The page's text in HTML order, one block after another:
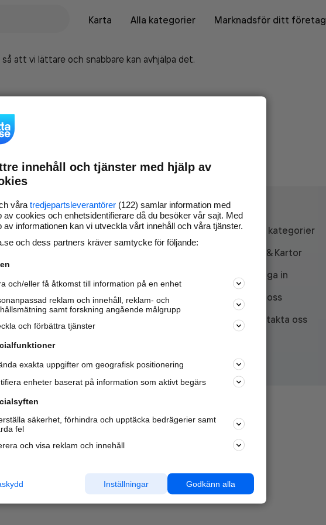
Karta
Alla kategorier Marknadsför ditt företag
att vi lättare och snabbare kan avhjälpa det.
Marknadsför företaget på
nya kunder och
samarbetspartners nära dig.
Läs mer här
Alla kategorier
API & Kartor
Logga in
Om oss
Kontakta oss
innehåll och tjänster med hjälp av
våra tredjepartsleverantörer (122) samlar information med
av cookies och enhetsidentifierare då du besöker vår sajt. Med
av informationen kan vi utveckla vårt innehåll och våra tjänster.
och dess partners kräver samtycke för följande:
och/eller få åtkomst till information på en enhet
reklam och innehåll, reklam- och
samt forskning angående målgrupp
och förbättra tjänster
exakta uppgifter om geografisk positionering
enheter baserat på information som aktivt begärs
säkerhet, förhindra och upptäcka bedrägerier samt
fel
och visa reklam och innehåll
Godkänn alla
Inställningar